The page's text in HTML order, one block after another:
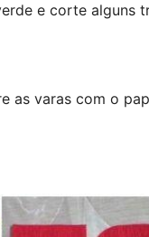
e corte alguns
as varas com o